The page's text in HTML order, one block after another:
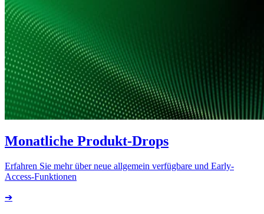
Monatliche Produkt-Drops
Erfahren Sie mehr über neue allgemein verfügbare und Early-
Access-Funktionen
➔